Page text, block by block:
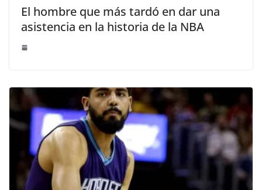
El hombre que más tardó en dar una
asistencia en la historia de la NBA